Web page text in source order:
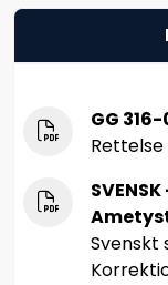
GG
Rettelse
Svenskt